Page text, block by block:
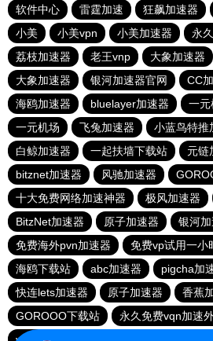
软件中心
雷霆加速 狂飙加速器
小美
小美vpn 小美加速器
永
荔枝加速器
老王vnp 大象加速器
大象加速器
银河加速器官网 CC
海鸥加速器
bluelayer加速器 一元
一元机场
飞兔加速器 小蓝鸟特推
白鲸加速器
一起扶墙下载站 元链
bitznet加速器
风驰加速器
十大免费网络加速神器
极风加速器
BitzNet加速器
原子加速器
银河
免费海外pvn加速器
免费vp试用一小
海鸥下载站
abc加速器 pigcha加
快连lets加速器
原子加速器
香蕉
GOROOO下载站
永久免费vqn加速